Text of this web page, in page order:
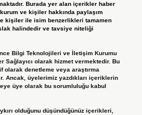
Burada yer alan içerikler haber
ve kişiler hakkında paylaşım
kişiler ile isim benzerlikleri tamamen
halindedir ve tavsiye niteliği
Bilgi Teknolojileri ve İletişim Kurumu
Sağlayıcı olarak hizmet vermektedir. Bu
denetleme veya araştırma
Ancak, üyelerimiz yazdıkları içeriklerin
üye olarak bu sorumluluğu kabul
olduğunu düşündüğünüz içerikleri,